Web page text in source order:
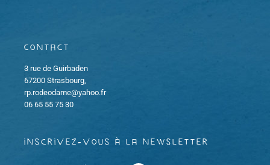
Contact
3 rue de Guirbaden
67200 Strasbourg,
rp.rodeodame@yahoo.fr
06 65 55 75 30
inscrivez-vous à la newsletter